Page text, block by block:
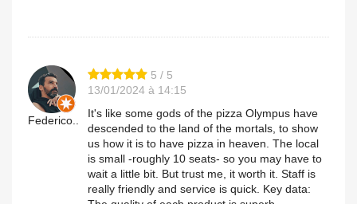
Federico..
5 / 5
13/01/2024 à 14:15
It's like some gods of the pizza Olympus have
descended to the land of the mortals, to show
us how it is to have pizza in heaven. The local
is small -roughly 10 seats- so you may have to
wait a little bit. But trust me, it worth it. Staff is
really friendly and service is quick. Key data: